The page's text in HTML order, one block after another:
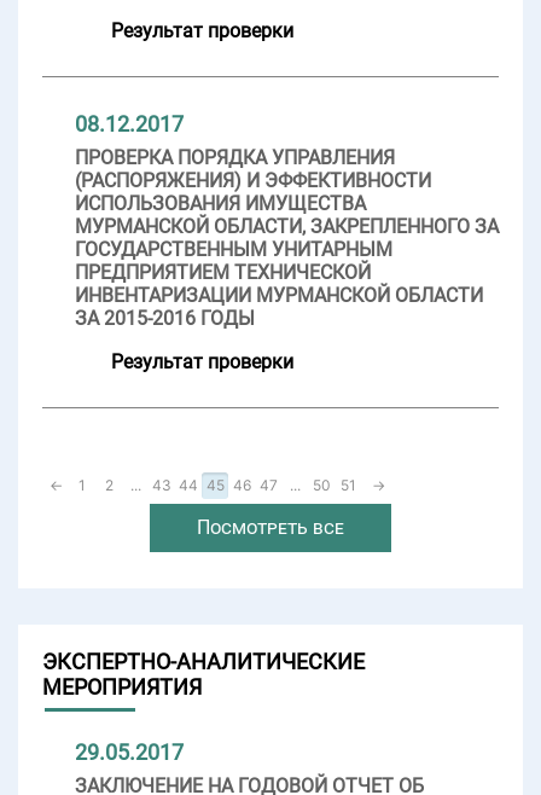
Результат проверки
08.12.2017
ПРОВЕРКА ПОРЯДКА УПРАВЛЕНИЯ
(РАСПОРЯЖЕНИЯ) И ЭФФЕКТИВНОСТИ
ИСПОЛЬЗОВАНИЯ ИМУЩЕСТВА
МУРМАНСКОЙ ОБЛАСТИ, ЗАКРЕПЛЕННОГО ЗА
ГОСУДАРСТВЕННЫМ УНИТАРНЫМ
ПРЕДПРИЯТИЕМ ТЕХНИЧЕСКОЙ
ИНВЕНТАРИЗАЦИИ МУРМАНСКОЙ ОБЛАСТИ
ЗА 2015-2016 ГОДЫ
Результат проверки
← 1 2 ... 43 44 45 46 47 ... 50 51 →
Посмотреть все
ЭКСПЕРТНО-АНАЛИТИЧЕСКИЕ
МЕРОПРИЯТИЯ
29.05.2017
ЗАКЛЮЧЕНИЕ НА ГОДОВОЙ ОТЧЕТ ОБ